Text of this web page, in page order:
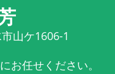
山ケ1606-1
お任せください。